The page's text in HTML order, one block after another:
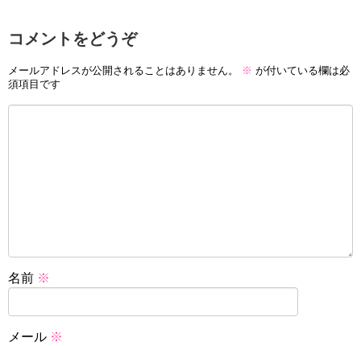
コメントをどうぞ
メールアドレスが公開されることはありません。 ※ が付いている欄は必
須項目です
名前 ※
メール ※